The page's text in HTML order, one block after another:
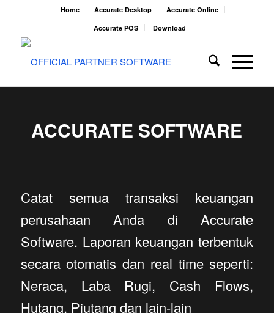
Home Accurate Desktop
Accurate Online
Accurate POS
Download
ACCURATE SOFTWARE
Catat semua transaksi keuangan
perusahaan Anda di Accurate
Software. Laporan keuangan terbentuk
secara otomatis dan real time seperti:
Neraca, Laba Rugi, Cash Flows,
Hutang, Piutang dan lain-lain